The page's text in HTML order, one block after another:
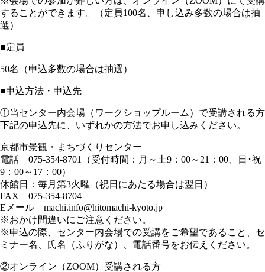
することができます。（定員100名、申し込み多数の場合は抽
選）
■定員
50名（申込多数の場合は抽選）
■申込方法・申込先
①当センター内会場（ワークショップルーム）で受講される方
下記の申込先に、いずれかの方法でお申し込みください。
京都市景観・まちづくりセンター
電話 075-354-8701（受付時間：月～土9：00～21：00、日･祝
9：00～17：00）
休館日：毎月第3火曜（祝日にあたる場合は翌日）
FAX 075-354-8704
Eメール machi.info@hitomachi-kyoto.jp
※おかけ間違いにご注意ください。
※申込の際、センター内会場での受講をご希望であること、セ
ミナー名、氏名（ふりがな）、電話番号をお伝えください。
②オンライン（ZOOM）受講される方